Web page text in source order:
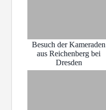
Besuch der Kameraden
aus Reichenberg bei
Dresden